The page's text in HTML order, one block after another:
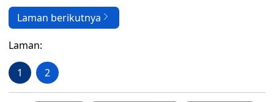
Laman berikutnya
Laman:
1 2